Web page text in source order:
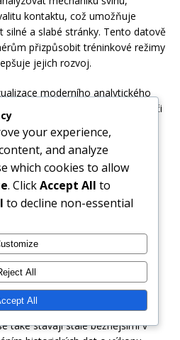
kontaktu, což umožňuje
a slabé stránky. Tento datově
přizpůsobit tréninkové režimy
jejich rozvoj.
moderního analytického
komunikaci zjištění. Trenéři a hráči
složitá data prostřednictvím
pochopení trendů výkonu a
v hodnocení hráčů
nositelné zařízení a strojové
pálkařů. Nositelné technologie
hráče v reálném čase,
fyzickém stavu a efektivitě švihu.
pro prevenci zranění a
také stávají stále běžnějšími v
your experience,
and analyze
which cookies to allow
. ClickAccept All to
to decline non-essential
All
All